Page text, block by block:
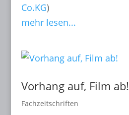
Co.KG)
mehr lesen...
Vorhang auf, Film ab!
Fachzeitschriften